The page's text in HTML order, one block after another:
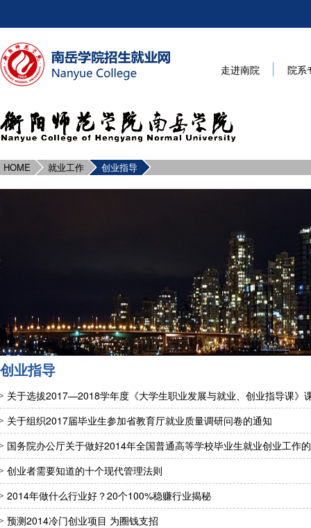
走进南院 院系
HOME 就业工作 创业指导
创业指导
关于选拔2017—2018学年度《大学生职业发展与就业、创业指导课》
关于组织2017届毕业生参加省教育厅就业质量调研问卷的通知
国务院办公厅关于做好2014年全国普通高等学校毕业生就业创业工作
创业者需要知道的十个现代管理法则
2014年做什么行业好？20个100%稳赚行业揭秘
预测2014冷门创业项目 为圈钱支招